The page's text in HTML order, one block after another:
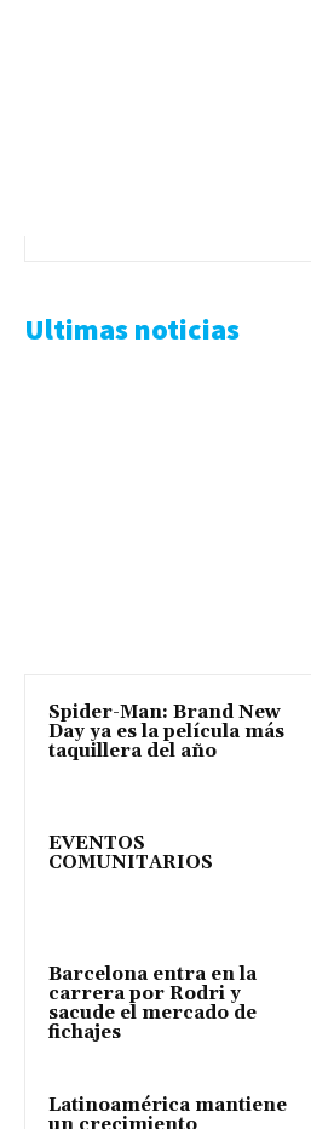
Ultimas noticias
Spider-Man: Brand New
Day ya es la película más
taquillera del año
EVENTOS
COMUNITARIOS
Barcelona entra en la
carrera por Rodri y
sacude el mercado de
fichajes
Latinoamérica mantiene
un crecimiento